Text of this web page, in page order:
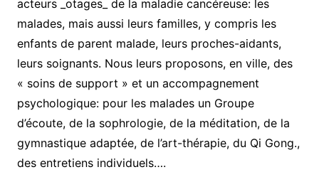
acteurs _otages_ de la maladie cancéreuse: les
malades, mais aussi leurs familles, y compris les
enfants de parent malade, leurs proches-aidants,
leurs soignants. Nous leurs proposons, en ville, des
« soins de support » et un accompagnement
psychologique: pour les malades un Groupe
d’écoute, de la sophrologie, de la méditation, de la
gymnastique adaptée, de l’art-thérapie, du Qi Gong.,
des entretiens individuels….